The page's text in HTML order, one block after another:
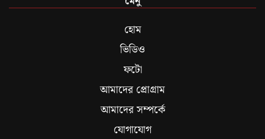
হোম
ভিডিও
ফটো
আমাদের প্রোগ্রাম
আমাদের সম্পর্কে
যোগাযোগ